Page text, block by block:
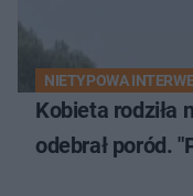
NIETYPOWA
Kobieta rodziła
odebrał poród.